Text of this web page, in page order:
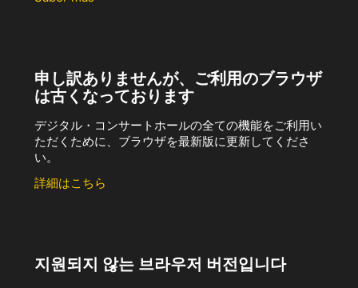
申し訳ありませんが、ご利用のブラウザ
は古くなっております
デジタル・コンサートホールの全ての機能をご利用い
ただくために、ブラウザを最新版に更新してくださ
い。
詳細はこちら
지원되지 않는 브라우저 버전입니다